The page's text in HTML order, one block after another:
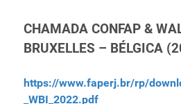
CHAMADA CONFAP &
BRUXELLES – BÉLGICA
https://www.faperj.br/rp/
_WBI_2022.pdf